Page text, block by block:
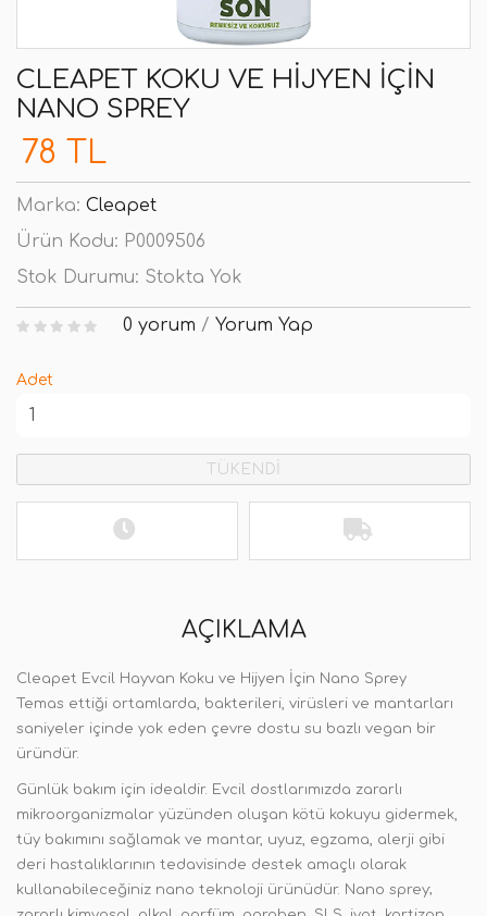
CLEAPET KOKU VE HIJYEN İÇIN
NANO SPREY
78 TL
Marka: Cleapet
Ürün Kodu: P0009506
Stok Durumu: Stokta Yok
0 yorum / Yorum Yap
Adet
TÜKENDİ
AÇIKLAMA
Cleapet Evcil Hayvan Koku ve Hijyen İçin Nano Sprey
Temas ettiği ortamlarda, bakterileri, virüsleri ve mantarları
saniyeler içinde yok eden çevre dostu su bazlı vegan bir
üründür.
Günlük bakım için idealdir. Evcil dostlarımızda zararlı
mikroorganizmalar yüzünden oluşan kötü kokuyu gidermek,
tüy bakımını sağlamak ve mantar, uyuz, egzama, alerji gibi
deri hastalıklarının tedavisinde destek amaçlı olarak
kullanabileceğiniz nano teknoloji ürünüdür. Nano sprey;